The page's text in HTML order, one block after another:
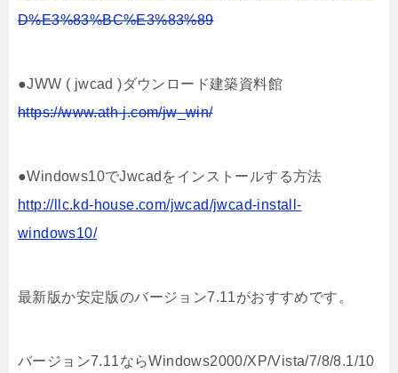
D%E3%83%BC%E3%83%89
●JWW ( jwcad )ダウンロード建築資料館
https://www.ath-j.com/jw_win/
●Windows10でJwcadをインストールする方法
http://llc.kd-house.com/jwcad/jwcad-install-
windows10/
最新版か安定版のバージョン7.11がおすすめです。
バージョン7.11ならWindows2000/XP/Vista/7/8/8.1/10